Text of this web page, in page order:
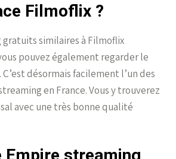
Filmoflix ?
similaires à Filmoflix
pouvez également regarder le
désormais facilement l’un des
en France. Vous y trouverez
avec une très bonne qualité
Empire streaming